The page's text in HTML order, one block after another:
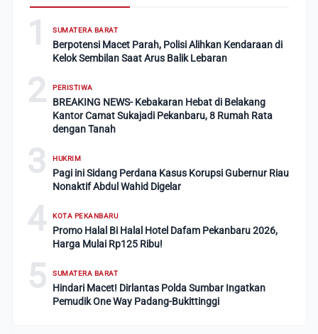
1 SUMATERA BARAT
Berpotensi Macet Parah, Polisi Alihkan Kendaraan di
Kelok Sembilan Saat Arus Balik Lebaran
2 PERISTIWA
BREAKING NEWS- Kebakaran Hebat di Belakang
Kantor Camat Sukajadi Pekanbaru, 8 Rumah Rata
dengan Tanah
3 HUKRIM
Pagi ini Sidang Perdana Kasus Korupsi Gubernur Riau
Nonaktif Abdul Wahid Digelar
4 KOTA PEKANBARU
Promo Halal Bi Halal Hotel Dafam Pekanbaru 2026,
Harga Mulai Rp125 Ribu!
5 SUMATERA BARAT
Hindari Macet! Dirlantas Polda Sumbar Ingatkan
Pemudik One Way Padang-Bukittinggi